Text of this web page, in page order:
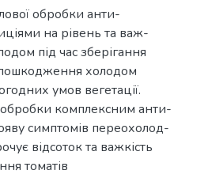
обробки анти-
на рівень та важ-
під час зберігання
пошкодження холодом
умов вегетації.
обробки комплексним анти-
симптомів переохолод-
відсоток та важкість
томатів